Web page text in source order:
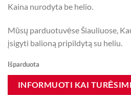
Kaina nurodyta be helio.
Mūsų parduotuvėse Šiauliuose,
įsigyti balioną pripildytą su heliu.
Išparduota